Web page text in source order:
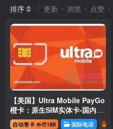
排序 更新 浏览 点赞
【美国】Ultra Mobile PayGo
橙卡：原生SIM实体卡-国内现
货自动售卡 外币188 国际电话